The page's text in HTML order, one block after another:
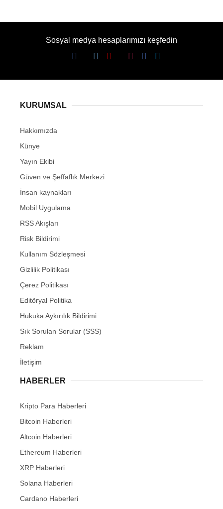
Sosyal medya hesaplarımızı keşfedin
KURUMSAL
Hakkımızda
Künye
Yayın Ekibi
Güven ve Şeffaflık Merkezi
İnsan kaynakları
Mobil Uygulama
RSS Akışları
Risk Bildirimi
Kullanım Sözleşmesi
Gizlilik Politikası
Çerez Politikası
Editöryal Politika
Hukuka Aykırılık Bildirimi
Sık Sorulan Sorular (SSS)
Reklam
İletişim
HABERLER
Kripto Para Haberleri
Bitcoin Haberleri
Altcoin Haberleri
Ethereum Haberleri
XRP Haberleri
Solana Haberleri
Cardano Haberleri